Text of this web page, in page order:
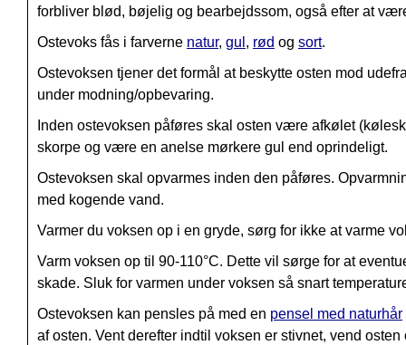
forbliver blød, bøjelig og bearbejdssom, også efter at
Ostevoks fås i farverne natur, gul , rød og sort.
Ostevoksen tjener det formål at beskytte osten mod
under modning/opbevaring.
Inden ostevoksen påføres skal osten være afkølet
skorpe og være en anelse mørkere gul end oprindeligt.
Ostevoksen skal opvarmes inden den påføres.
med kogende vand.
Varmer du voksen op i en gryde, sørg for ikke at varme
Varm voksen op til 90-110°C. Dette vil sørge for at
skade. Sluk for varmen under voksen så snart
Ostevoksen kan pensles på med en pensel med naturhår
af osten. Vent derefter indtil voksen er stivnet, vend